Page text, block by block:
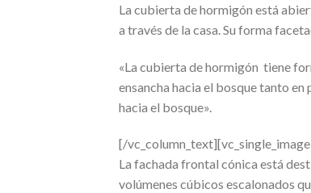
La cubierta de hormigón está
a través de la casa. Su forma
«La cubierta de hormigón tiene
ensancha hacia el bosque tanto
hacia el bosque».
[/
La fachada frontal cónica está
volúmenes cúbicos escalonados